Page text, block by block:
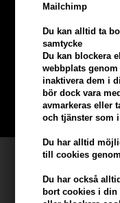
Mailchimp
Du kan alltid ta
samtycke
Du kan blockera
webbplats
inaktivera dem i
bör dock vara
avmarkeras eller
och tjänster som
Du har alltid
till cookies
Du har också
bort cookies i din
Tjäna5%
beställning
Bli en del av vår
BLI EN GRATIS
Kundservice
Hair247